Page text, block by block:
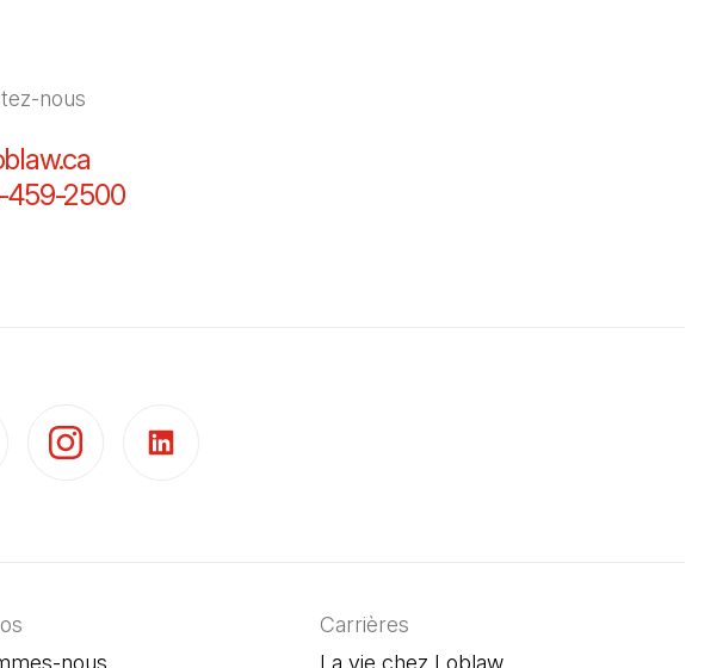
nous
459-2500(Il s'ouvre dans un nouvel onglet)
nous
Carrières
La vie chez Loblaw